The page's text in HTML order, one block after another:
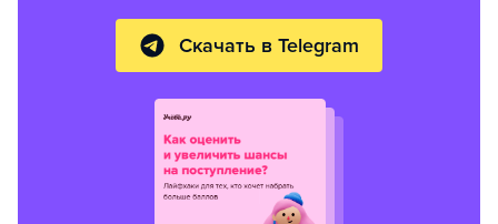
Скачать в Telegram